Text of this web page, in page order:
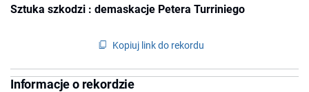
Sztuka szkodzi : demaskacje Petera Turriniego
Kopiuj link do rekordu
Informacje o rekordzie